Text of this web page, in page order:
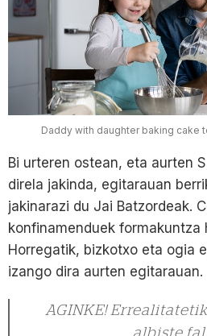
Daddy with daughter baking cake
Bi urteren ostean, eta aurten
direla jakinda, egitarauan
jakinarazi du Jai Batzordeak.
konfinamenduek formakuntza
Horregatik, bizkotxo eta ogia
izango dira aurten egitarauan.
AGINKE!
albiste